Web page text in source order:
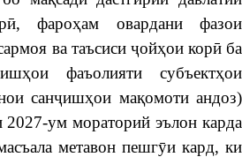
фароҳам овардани фазои
ва таъсиси ҷойҳои корӣ ба
фаъолияти субъектҳои
санҷишҳои мақомоти андоз)
2027-ум мораторий эълон карда
метавон пешгӯи кард, ки